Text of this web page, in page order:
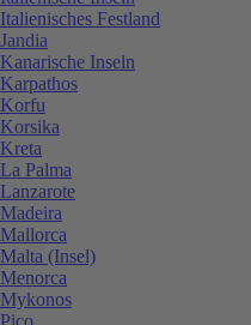
Italienisches Festland
Jandia
Kanarische Inseln
Karpathos
Korfu
Korsika
Kreta
La Palma
Lanzarote
Madeira
Mallorca
Malta (Insel)
Menorca
Mykonos
Pico